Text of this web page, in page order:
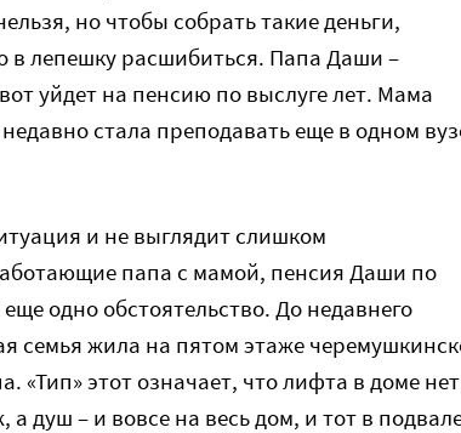
но чтобы собрать такие деньги,
в лепешку расшибиться. Папа Даши –
уйдет на пенсию по выслуге лет. Мама
стала преподавать еще в одном
и не выглядит слишком
папа с мамой, пенсия Даши по
одно обстоятельство. До недавнего
семья жила на пятом этаже
«Тип» этот означает, что лифта в доме
а душ – и вовсе на весь дом, и тот в